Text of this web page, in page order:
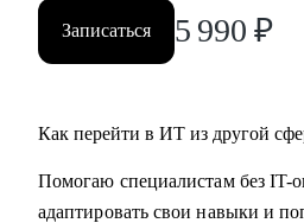
ты новичок и только
для тебя обзор на самые
Записаться 5 990 ₽
Как перейти в ИТ из другой
Помогаю специалистам без IT-
адаптировать свои навыки и